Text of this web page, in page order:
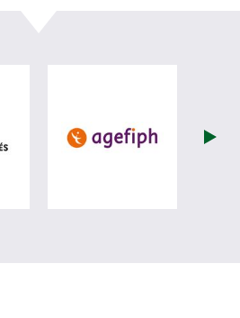
visiter les site de Ministère du travail
visiter les